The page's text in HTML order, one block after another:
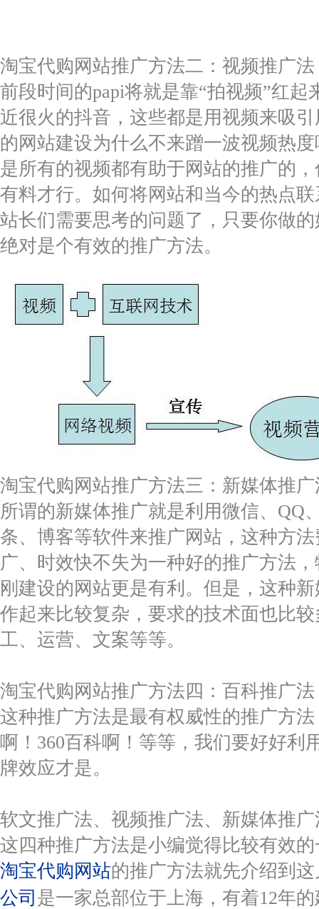
淘宝代购网站推广方法二：视频推广法
前段时间的papi将就是靠“拍视频”红起
近很火的抖音，这些都是用视频来吸
的网站建设为什么不来蹭一波视频热
是所有的视频都有助于网站的推广的
有料才行。如何将网站和当今的热点
站长们需要思考的问题了，只要你做
绝对是个有效的推广方法。
淘宝代购网站推广方法三：新媒体推广
所谓的新媒体推广就是利用微信、QQ
条、博客等软件来推广网站，这种方
广、时效快不失为一种好的推广方法
刚建设的网站更是有利。但是，这种
作起来比较复杂，要求的技术面也比
工、运营、文案等等。
淘宝代购网站推广方法四：百科推广法
这种推广方法是最有权威性的推广方
啊！360百科啊！等等，我们要好好利
牌效应才是。
软文推广法、视频推广法、新媒体推
这四种推广方法是小编觉得比较有效
淘宝代购网站的推广方法就先介绍到
公司 是一家总部位于上海，有着12年